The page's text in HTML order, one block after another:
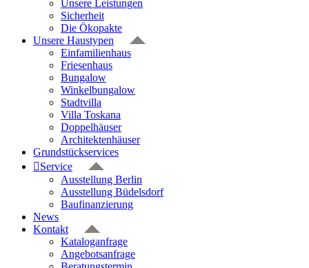
Unsere Leistungen
Sicherheit
Die Ökopakte
Unsere Haustypen
Einfamilienhaus
Friesenhaus
Bungalow
Winkelbungalow
Stadtvilla
Villa Toskana
Doppelhäuser
Architektenhäuser
Grundstückservices
Service
Ausstellung Berlin
Ausstellung Büdelsdorf
Baufinanzierung
News
Kontakt
Kataloganfrage
Angebotsanfrage